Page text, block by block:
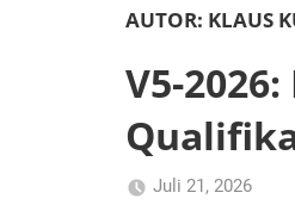
AUTOR: KLAUS
V5-
Juli 21, 2026